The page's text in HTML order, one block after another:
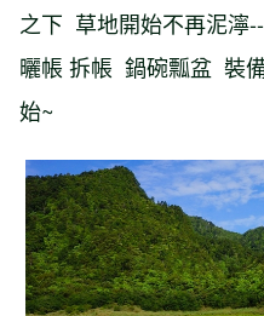
之下 草地開始不再泥濘--
曬帳 拆帳 鍋碗瓢盆 裝
始~